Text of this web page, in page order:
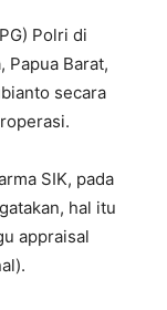
Polri di
Papua Barat,
secara
SIK, pada
hal itu
appraisal